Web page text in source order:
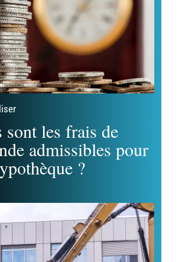
sont les frais de
admissibles pour
?